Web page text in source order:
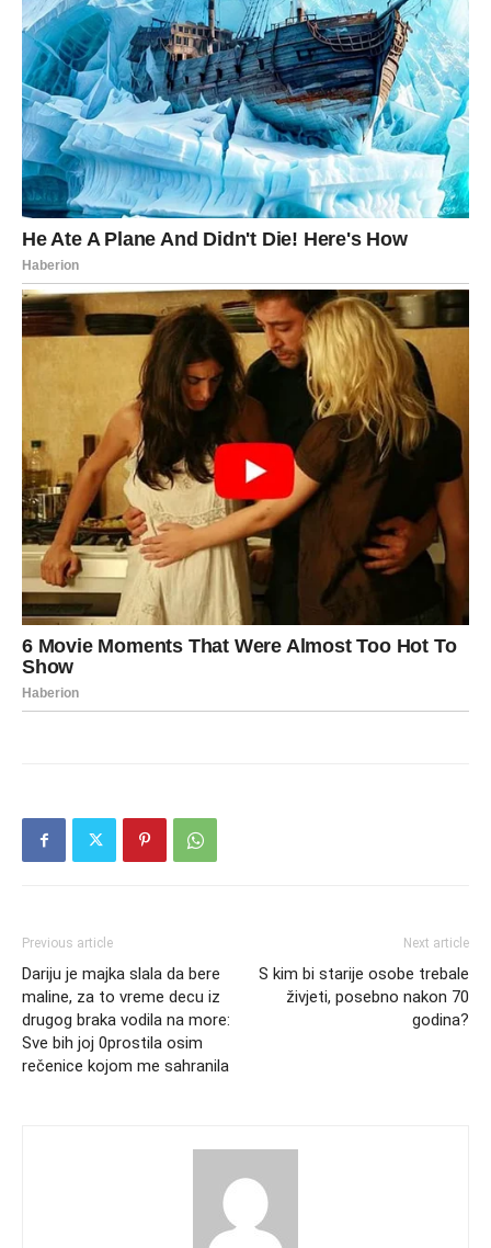
Previous article
Dariju je majka slala da bere
maline, za to vreme decu iz
drugog braka vodila na more:
Sve bih joj 0prostila osim
rečenice kojom me sahranila
Next article
S kim bi starije osobe trebale
živjeti, posebno nakon 70
godina?